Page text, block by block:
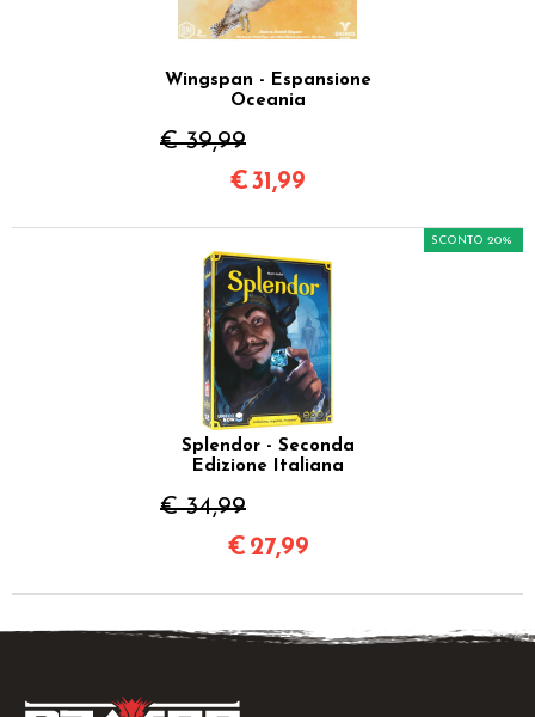
Wingspan - Espansione
Oceania
€ 39,99
€31,99
Splendor - Seconda
Edizione Italiana
€ 34,99
SCONTO 20%
€ 27,99